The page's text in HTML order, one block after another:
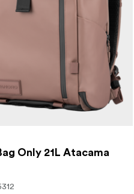
Only 21L Atacama